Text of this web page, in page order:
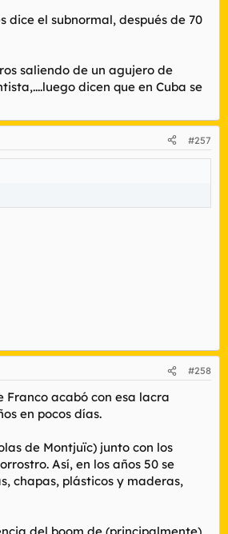
dice el subnormal, después de 70
saliendo de un agujero de
dicen que en Cuba se
#257
#258
Franco acabó con esa lacra
en pocos días.
de Montjuïc) junto con los
Así, en los años 50 se
chapas, plásticos y maderas,